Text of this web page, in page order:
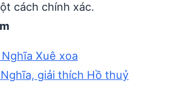
cách chính xác.
Xuê xoa
giải thích Hồ thuỷ